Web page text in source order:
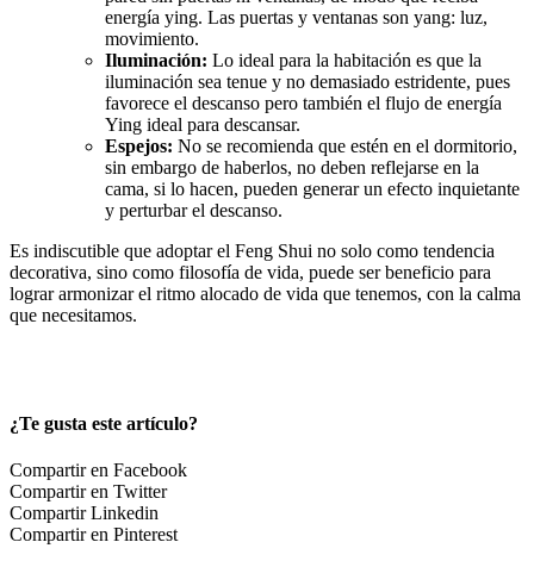
energía ying. Las puertas y ventanas son yang: luz,
movimiento.
Iluminación: Lo ideal para la habitación es que la
iluminación sea tenue y no demasiado estridente, pues
favorece el descanso pero también el flujo de energía
Ying ideal para descansar.
Espejos: No se recomienda que estén en el dormitorio,
sin embargo de haberlos, no deben reflejarse en la
cama, si lo hacen, pueden generar un efecto inquietante
y perturbar el descanso.
Es indiscutible que adoptar el Feng Shui no solo como tendencia
decorativa, sino como filosofía de vida, puede ser beneficio para
lograr armonizar el ritmo alocado de vida que tenemos, con la calma
que necesitamos.
¿Te gusta este artículo?
Compartir en Facebook
Compartir en Twitter
Compartir Linkedin
Compartir en Pinterest